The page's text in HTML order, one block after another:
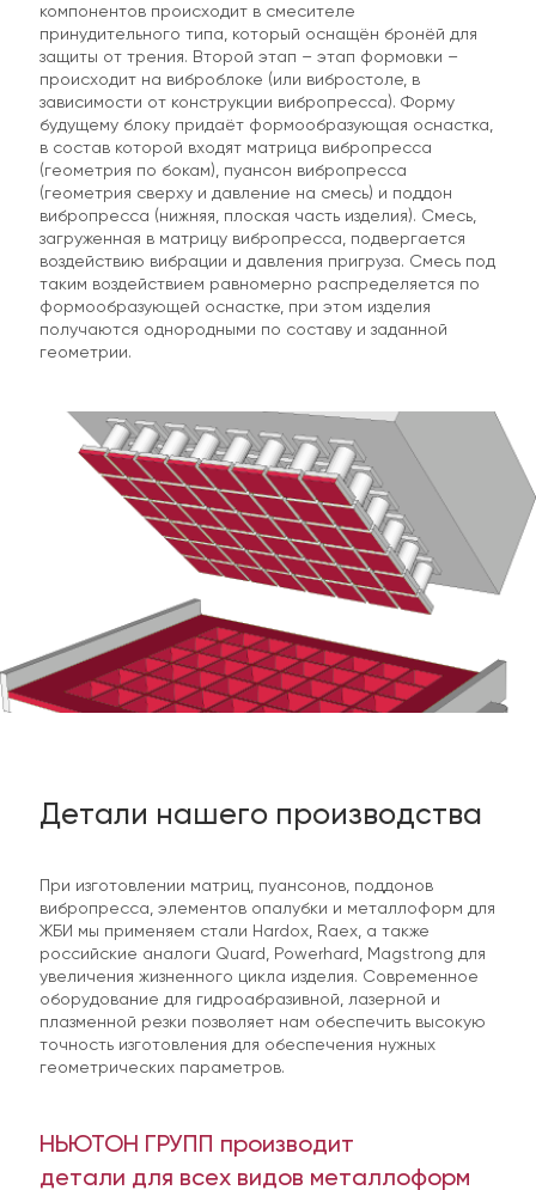
компонентов происходит в смесителе
принудительного типа, который оснащён бронёй для
защиты от трения. Второй этап – этап формовки –
происходит на виброблоке (или вибростоле, в
зависимости от конструкции вибропресса). Форму
будущему блоку придаёт формообразующая оснастка,
в состав которой входят матрица вибропресса
(геометрия по бокам), пуансон вибропресса
(геометрия сверху и давление на смесь) и поддон
вибропресса (нижняя, плоская часть изделия). Смесь,
загруженная в матрицу вибропресса, подвергается
воздействию вибрации и давления пригруза. Смесь под
таким воздействием равномерно распределяется по
формообразующей оснастке, при этом изделия
получаются однородными по составу и заданной
геометрии.
Детали нашего производства
При изготовлении матриц, пуансонов, поддонов
вибропресса, элементов опалубки и металлоформ для
ЖБИ мы применяем стали Hardox, Raex, а также
российские аналоги Quard, Powerhard, Magstrong для
увеличения жизненного цикла изделия. Современное
оборудование для гидроабразивной, лазерной и
плазменной резки позволяет нам обеспечить высокую
точность изготовления для обеспечения нужных
геометрических параметров.
НЬЮТОН ГРУПП производит
детали для всех видов металлоформ
Сито грохота
Угловая защита ковша
Другое
По телефону
По E-mail
ОТПРАВИТЬ + прикрепить файл